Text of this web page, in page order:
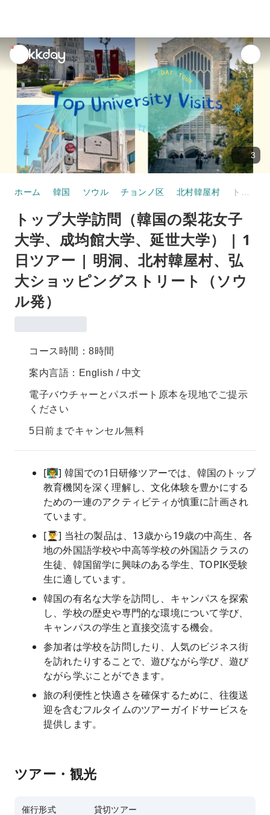
unread
notifications
3
ホーム 韓国 ソウル チョンノ区 北村韓屋村
トップ大学訪問（韓国の梨花女子
大学、成均館大学、延世大学） | 1
日ツアー | 明洞、北村韓屋村、弘
大ショッピングストリート（ソウ
ル発）
コース時間：8時間
案内言語：English / 中文
電子バウチャーとパスポート原本を現地でご提示
ください
5日前までキャンセル無料
[👨‍🏫] 韓国での1日研修ツアーでは、韓国のトップ
教育機関を深く理解し、文化体験を豊かにする
ための一連のアクティビティが慎重に計画され
ています。
[👨‍🎓] 当社の製品は、13歳から19歳の中高生、各
地の外国語学校や中高等学校の外国語クラスの
生徒、韓国留学に興味のある学生、TOPIK受験
生に適しています。
韓国の有名な大学を訪問し、キャンパスを探索
し、学校の歴史や専門的な環境について学び、
キャンパスの学生と直接交流する機会。
参加者は学校を訪問したり、人気のビジネス街
を訪れたりすることで、遊びながら学び、遊び
ながら学ぶことができます。
旅の利便性と快適さを確保するために、往復送
迎を含むフルタイムのツアーガイドサービスを
提供します。
ツアー・観光
催行形式 貸切ツアー